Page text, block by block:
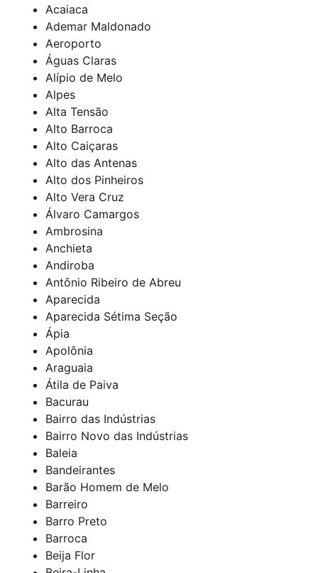
Acaiaca
Ademar Maldonado
Aeroporto
Águas Claras
Alípio de Melo
Alpes
Alta Tensão
Alto Barroca
Alto Caiçaras
Alto das Antenas
Alto dos Pinheiros
Alto Vera Cruz
Álvaro Camargos
Ambrosina
Anchieta
Andiroba
Antônio Ribeiro de Abreu
Aparecida
Aparecida Sétima Seção
Ápia
Apolônia
Araguaia
Átila de Paiva
Bacurau
Bairro das Indústrias
Bairro Novo das Indústrias
Baleia
Bandeirantes
Barão Homem de Melo
Barreiro
Barro Preto
Barroca
Beija Flor